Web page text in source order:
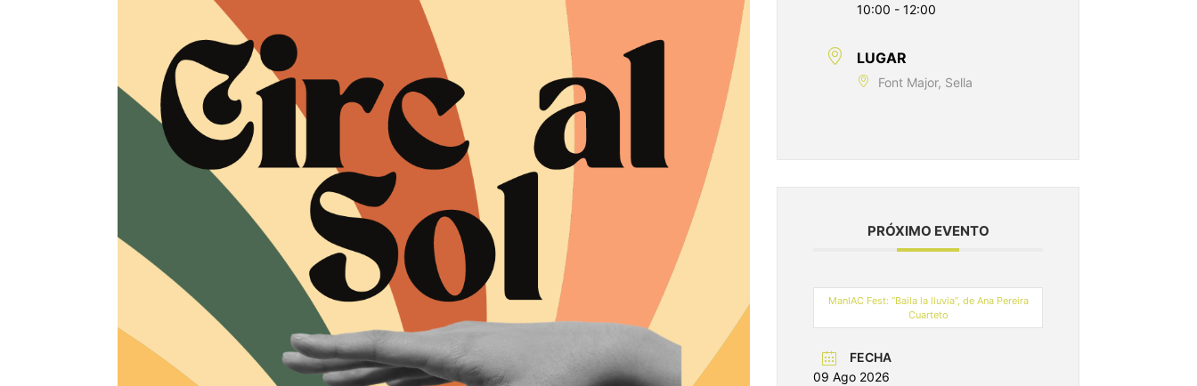
10:00 - 12:00
LUGAR
Font Major, Sella
PRÓXIMO EVENTO
ManIAC Fest: “Baila la lluvia”, de Ana Pereira
Cuarteto
FECHA
09 Ago 2026